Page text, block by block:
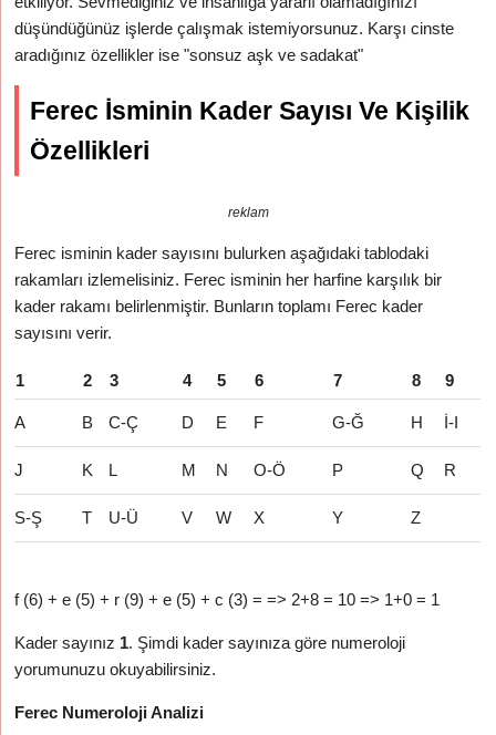
düşündüğünüz işlerde çalışmak istemiyorsunuz. Karşı cinste
aradığınız özellikler ise "sonsuz aşk ve sadakat"
Ferec İsminin Kader Sayısı Ve Kişilik
Özellikleri
reklam
Ferec isminin kader sayısını bulurken aşağıdaki tablodaki
rakamları izlemelisiniz. Ferec isminin her harfine karşılık bir
kader rakamı belirlenmiştir. Bunların toplamı Ferec kader
sayısını verir.
1 2 3 4 5 6 7 8 9
A B C-Ç D E F G-Ğ H İ-I
J K L M N O-Ö P Q R
S-Ş T U-Ü V W X Y Z
f (6) + e (5) + r (9) + e (5) + c (3) = => 2+8 = 10 => 1+0 = 1
Kader sayınız 1. Şimdi kader sayınıza göre numeroloji
yorumunuzu okuyabilirsiniz.
Ferec Numeroloji Analizi